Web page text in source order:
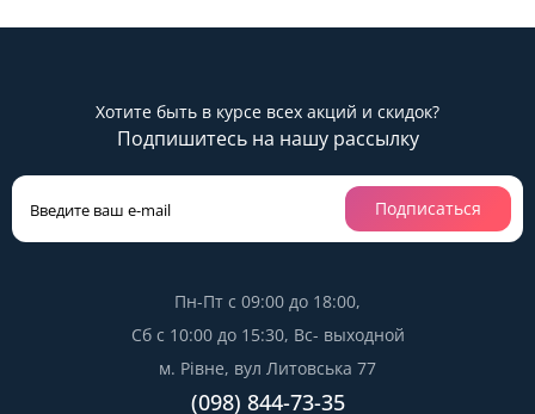
Хотите быть в курсе всех акций и скидок?
Подпишитесь на нашу рассылку
Подписаться
Пн-Пт с 09:00 до 18:00,
Сб с 10:00 до 15:30, Вс- выходной
м. Рівне, вул Литовська 77
(098) 844-73-35